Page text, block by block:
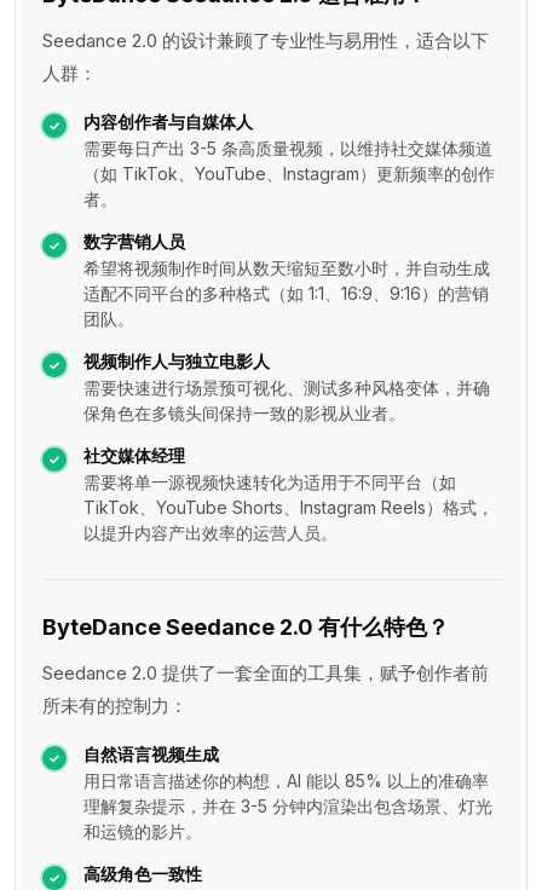
Seedance 2.0 的设计兼顾了专业性与易用性，适合以下
人群：
内容创作者与自媒体人
需要每日产出 3-5 条高质量视频，以维持社交媒体频道
（如 TikTok、YouTube、Instagram）更新频率的创作
者。
数字营销人员
希望将视频制作时间从数天缩短至数小时，并自动生成
适配不同平台的多种格式（如 1:1、16:9、9:16）的营销
团队。
视频制作人与独立电影人
需要快速进行场景预可视化、测试多种风格变体，并确
保角色在多镜头间保持一致的影视从业者。
社交媒体经理
需要将单一源视频快速转化为适用于不同平台（如
TikTok、YouTube Shorts、Instagram Reels）格式，
以提升内容产出效率的运营人员。
ByteDance Seedance 2.0 有什么特色？
Seedance 2.0 提供了一套全面的工具集，赋予创作者前
所未有的控制力：
自然语言视频生成
用日常语言描述你的构想，AI 能以 85% 以上的准确率
理解复杂提示，并在 3-5 分钟内渲染出包含场景、灯光
和运镜的影片。
高级角色一致性